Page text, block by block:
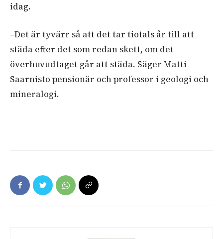
idag.
–Det är tyvärr så att det tar tiotals år till att
städa efter det som redan skett, om det
överhuvudtaget går att städa. Säger Matti
Saarnisto pensionär och professor i geologi och
mineralogi.